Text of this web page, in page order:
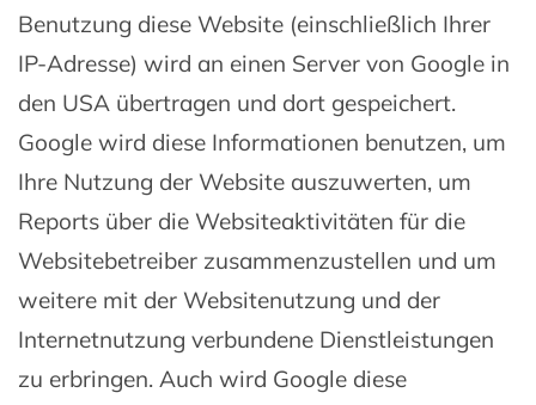
Benutzung diese Website (einschließlich Ihrer
IP-Adresse) wird an einen Server von Google in
den USA übertragen und dort gespeichert.
Google wird diese Informationen benutzen, um
Ihre Nutzung der Website auszuwerten, um
Reports über die Websiteaktivitäten für die
Websitebetreiber zusammenzustellen und um
weitere mit der Websitenutzung und der
Internetnutzung verbundene Dienstleistungen
zu erbringen. Auch wird Google diese